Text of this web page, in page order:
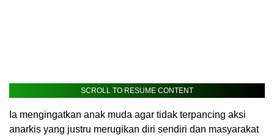
SCROLL TO RESUME CONTENT
Ia mengingatkan anak muda agar tidak terpancing aksi
anarkis yang justru merugikan diri sendiri dan masyarakat